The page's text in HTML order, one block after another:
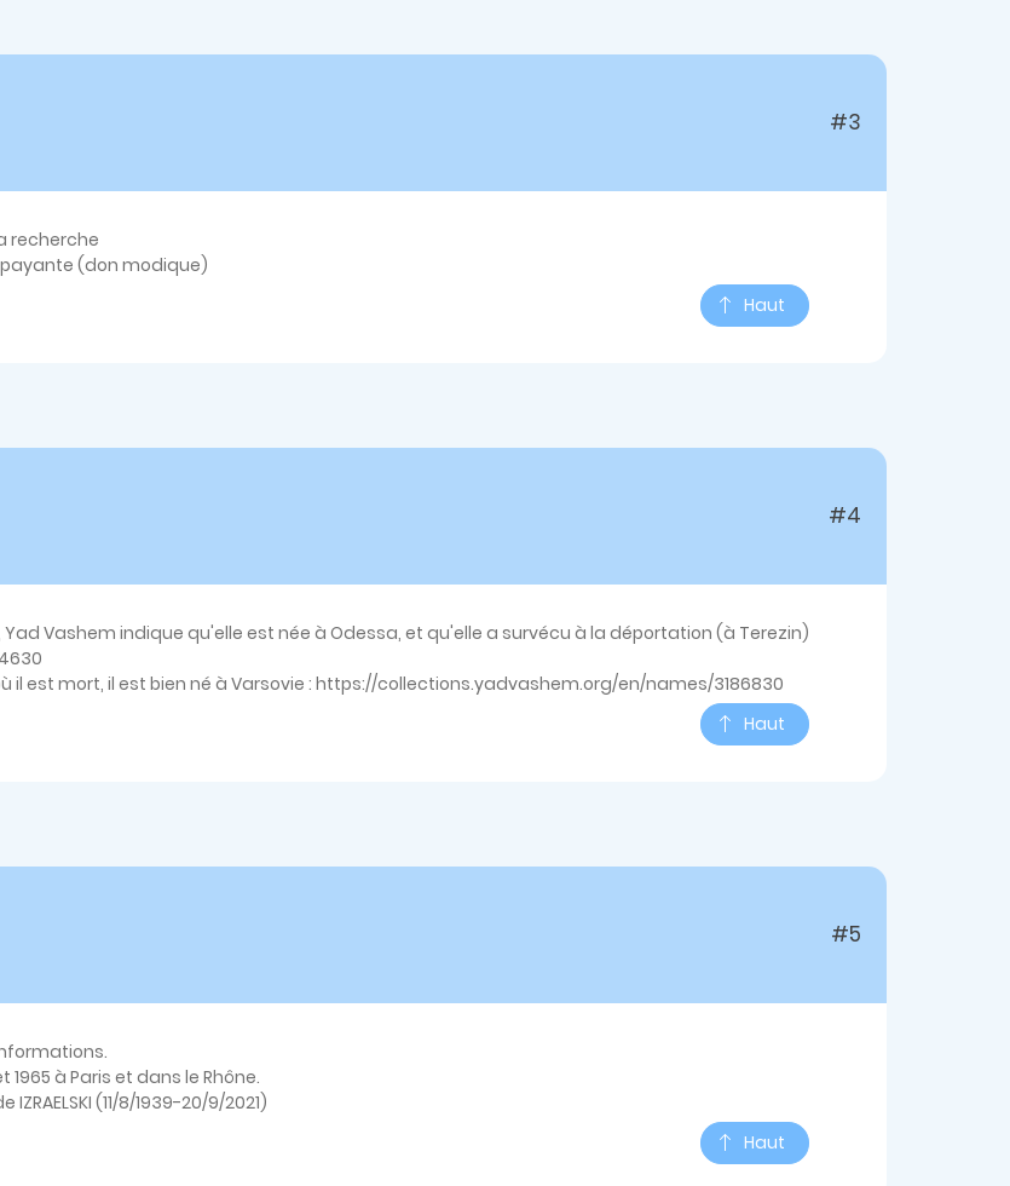
#3
recherche
(don modique)
Haut
#4
Vashem indique qu'elle est née à Odessa, et qu'elle a survécu à la déportation (à Terezin)
il est mort, il est bien né à Varsovie : https://collections.yadvashem.org/en/names/3186830
Haut
#5
1965 à Paris et dans le Rhône.
(11/8/1939-20/9/2021)
Haut